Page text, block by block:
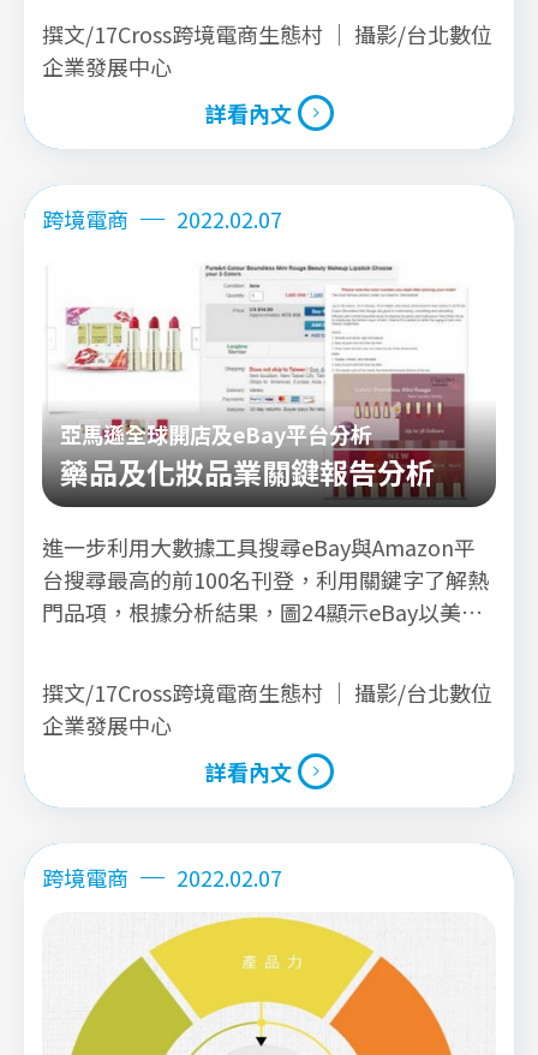
Amazon平台以戶外遊戲產品為熱搜關鍵字。
撰文/17Cross跨境電商生態村 ｜ 攝影/台北數位
企業發展中心
詳看內文
跨境電商
2022.02.07
亞馬遜全球開店及eBay平台分析
藥品及化妝品業關鍵報告分析
進一步利用大數據工具搜尋eBay與Amazon平
台搜尋最高的前100名刊登，利用關鍵字了解熱
門品項，根據分析結果，圖24顯示eBay以美
Amazon平台以皮膚保養、彩妝品、頭髮保養、
身體保養等產品為熱搜關鍵字(圖25)。
撰文/17Cross跨境電商生態村 ｜ 攝影/台北數位
企業發展中心
詳看內文
跨境電商
2022.02.07